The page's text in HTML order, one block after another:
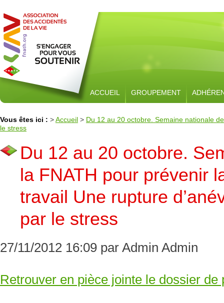
ACCUEIL GROUPEMENT
Vous êtes ici : >Accueil > Du 12 au 20 octobre. Semaine nationale
le stress
Du 12 au 20 octobre.
la FNATH pour prévenir
travail Une rupture
par le stress
27/11/2012 16:09 par Admin Admin
Retrouver en pièce jointe le dossier de